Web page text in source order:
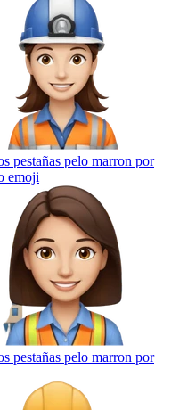
pestañas pelo marron por
emoji
pestañas pelo marron por